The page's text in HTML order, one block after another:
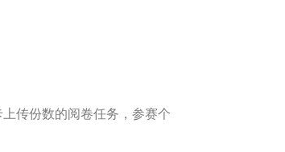
传份数的阅卷任务，参赛个